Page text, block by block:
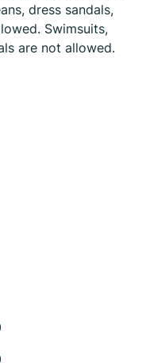
dress sandals,
Swimsuits,
are not allowed.